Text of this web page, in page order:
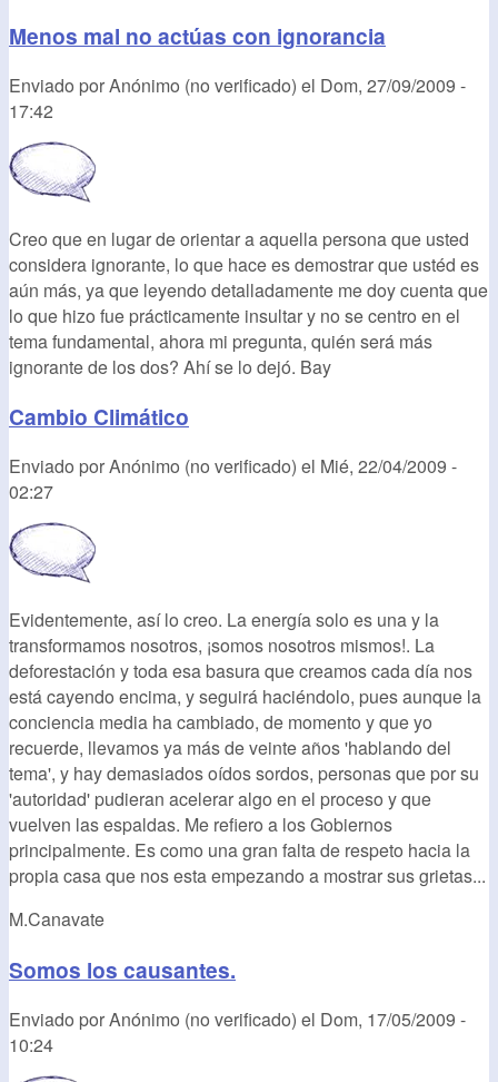
Menos mal no actúas con ignorancia
Enviado porAnónimo (no verificado) el Dom, 27/09/2009 -
17:42
Creo que en lugar de orientar a aquella persona que usted
considera ignorante, lo que hace es demostrar que ustéd es
aún más, ya que leyendo detalladamente me doy cuenta que
lo que hizo fue prácticamente insultar y no se centro en el
tema fundamental, ahora mi pregunta, quién será más
ignorante de los dos? Ahí se lo dejó. Bay
Cambio Climático
Enviado porAnónimo (no verificado) el Mié, 22/04/2009 -
02:27
Evidentemente, así lo creo. La energía solo es una y la
transformamos nosotros, ¡somos nosotros mismos!. La
deforestación y toda esa basura que creamos cada día nos
está cayendo encima, y seguirá haciéndolo, pues aunque la
conciencia media ha cambiado, de momento y que yo
recuerde, llevamos ya más de veinte años 'hablando del
tema', y hay demasiados oídos sordos, personas que por su
'autoridad' pudieran acelerar algo en el proceso y que
vuelven las espaldas. Me refiero a los Gobiernos
principalmente. Es como una gran falta de respeto hacia la
propia casa que nos esta empezando a mostrar sus grietas...
M.Canavate
Somos los causantes.
Enviado porAnónimo (no verificado) el Dom, 17/05/2009 -
10:24